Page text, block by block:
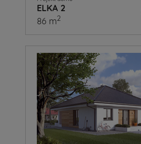
ELKA 2
86 m2